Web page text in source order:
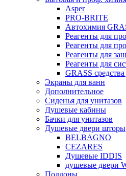
Asper
PRO-BRITE
Автохимия
Реагенты для
Реагенты для
Реагенты для
Реагенты для
GRASS
Экраны для ванн
Дополнительное
Сиденья для унитазов
Душевые кабины
Бачки для унитазов
Душевые двери шторы
BELBAGNO
CEZARES
Душевые IDDIS
душевые двери
Поддоны